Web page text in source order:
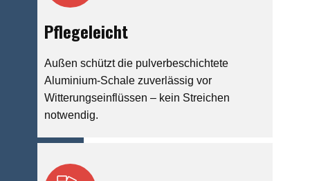
Pflegeleicht
Außen schützt die pulverbeschichtete
Aluminium-Schale zuverlässig vor
Witterungseinflüssen – kein Streichen
notwendig.